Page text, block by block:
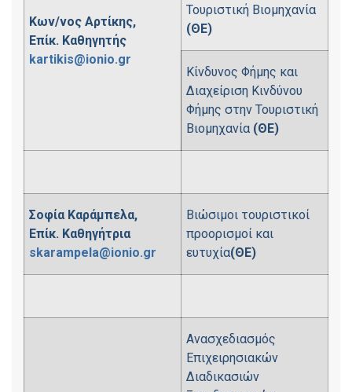
Κων/νος Αρτίκης,
Επίκ. Καθηγητής
kartikis@ionio.gr
Τουριστική Βιομηχανία
(ΘΕ)
Κίνδυνος Φήμης και
Διαχείριση Κινδύνου
Φήμης στην Τουριστική
Βιομηχανία (ΘΕ)
Σοφία Καράμπελα,
Επίκ. Καθηγήτρια
skarampela@ionio.gr
Βιώσιμοι τουριστικοί
προορισμοί και
ευτυχία(ΘΕ)
Ανασχεδιασμός
Επιχειρησιακών
Διαδικασιών